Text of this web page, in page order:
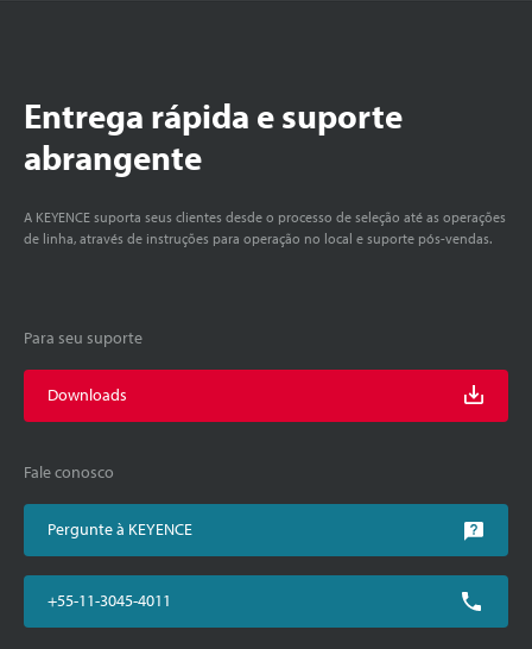
Entrega rápida e suporte
abrangente
A KEYENCE suporta seus clientes desde o processo de seleção até as operações
de linha, através de instruções para operação no local e suporte pós-vendas.
Para seu suporte
Downloads
Fale conosco
Pergunte à KEYENCE
+55-11-3045-4011